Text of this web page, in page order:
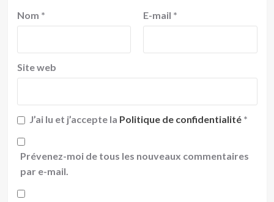
Nom * E-mail *
Site web
J’ai lu et j’accepte la Politique de confidentialité *
Prévenez-moi de tous les nouveaux commentaires
par e-mail.